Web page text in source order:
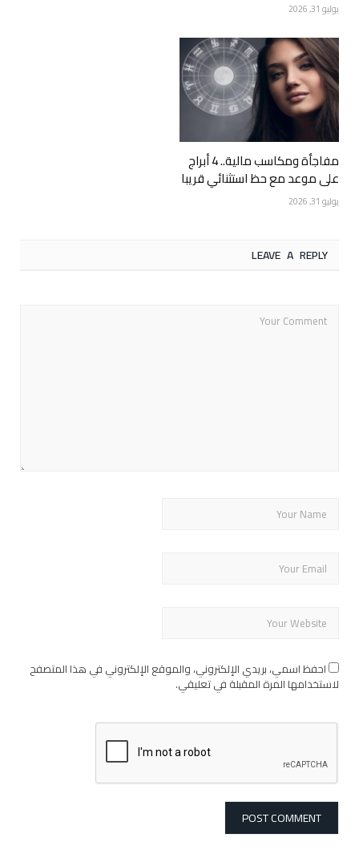
يوليو 31, 2026
مفاجأة ومكاسب مالية.. 4 أبراج
على موعد مع حظ استثنائي قريبا
يوليو 31, 2026
LEAVE A REPLY
احفظ اسمي، بريدي الإلكتروني، والموقع الإلكتروني في هذا المتصفح
لاستخدامها المرة المقبلة في تعليقي.